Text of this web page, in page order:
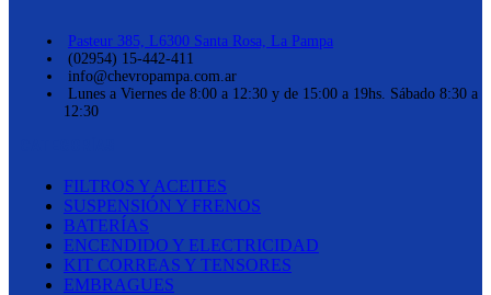
Pasteur 385, L6300 Santa Rosa, La Pampa
(02954) 15-442-411
info@chevropampa.com.ar
Lunes a Viernes de 8:00 a 12:30 y de 15:00 a 19hs. Sábado 8:30 a
12:30
FILTROS Y ACEITES
SUSPENSIÓN Y FRENOS
BATERÍAS
ENCENDIDO Y ELECTRICIDAD
KIT CORREAS Y TENSORES
EMBRAGUES